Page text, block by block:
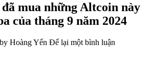
mua những Altcoin này
của tháng 9 năm 2024
by Hoàng Yến Để lại một bình luận